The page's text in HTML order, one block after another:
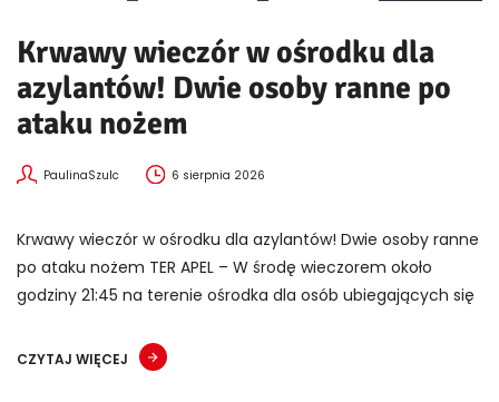
Krwawy wieczór w ośrodku dla
azylantów! Dwie osoby ranne po
ataku nożem
PaulinaSzulc 6 sierpnia 2026
Krwawy wieczór w ośrodku dla azylantów! Dwie osoby ranne
po ataku nożem TER APEL – W środę wieczorem około
godziny 21:45 na terenie ośrodka dla osób ubiegających się
CZYTAJ WIĘCEJ